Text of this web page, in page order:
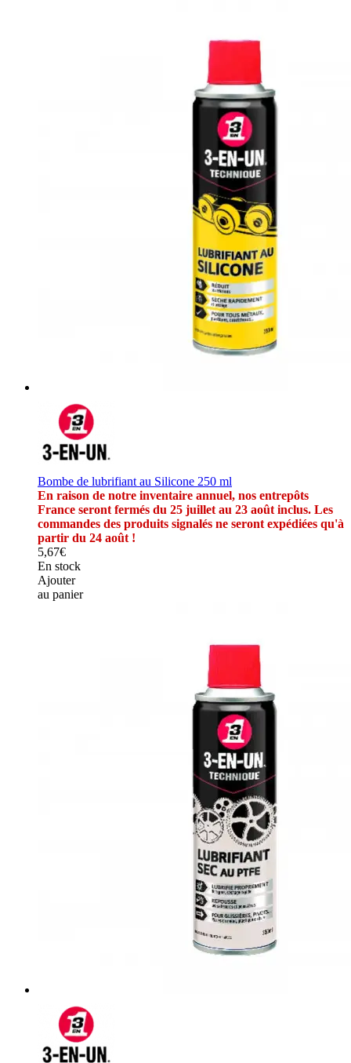
Bombe de lubrifiant au Silicone 250 ml
En raison de notre inventaire annuel, nos entrepôts
France seront fermés du 25 juillet au 23 août inclus. Les
commandes des produits signalés ne seront expédiées qu'à
partir du 24 août !
5,67€
En stock
Ajouter
au panier